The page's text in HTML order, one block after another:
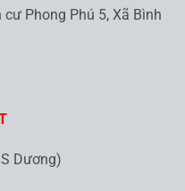
Phong Phú 5, Xã Bình
Dương)